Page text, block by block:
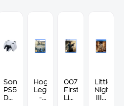
Sony
PS5
Dualsense
Hogwarts
Legacy
-
007
First
Light
Little
Nightmares
III -